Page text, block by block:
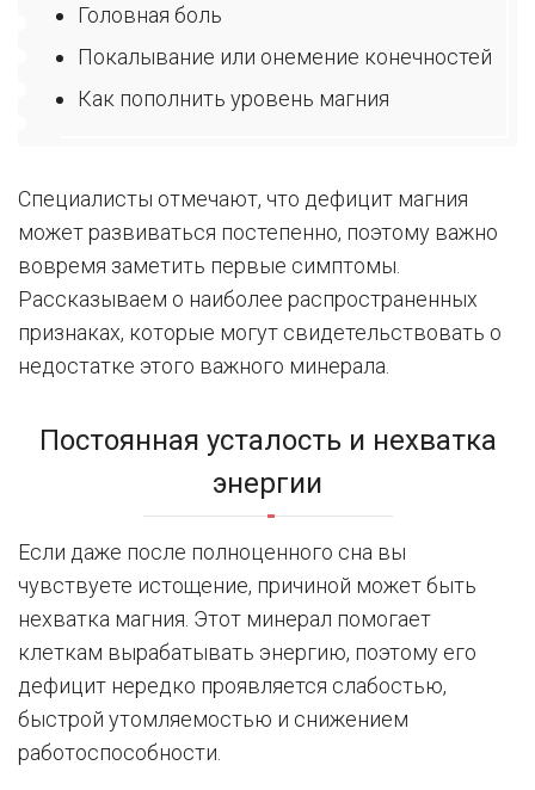
Головная боль
Покалывание или онемение конечностей
Как пополнить уровень магния
Специалисты отмечают, что дефицит магния
может развиваться постепенно, поэтому важно
вовремя заметить первые симптомы.
Рассказываем о наиболее распространенных
признаках, которые могут свидетельствовать о
недостатке этого важного минерала.
Постоянная усталость и нехватка
энергии
Если даже после полноценного сна вы
чувствуете истощение, причиной может быть
нехватка магния. Этот минерал помогает
клеткам вырабатывать энергию, поэтому его
дефицит нередко проявляется слабостью,
быстрой утомляемостью и снижением
работоспособности.